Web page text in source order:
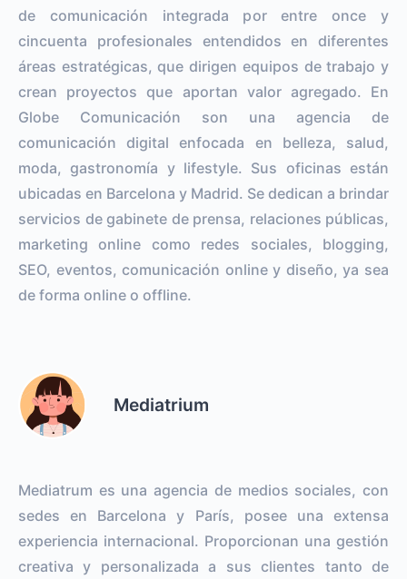
de comunicación integrada por entre once y
cincuenta profesionales entendidos en diferentes
áreas estratégicas, que dirigen equipos de trabajo y
crean proyectos que aportan valor agregado. En
Globe Comunicación son una agencia de
comunicación digital enfocada en belleza, salud,
moda, gastronomía y lifestyle. Sus oficinas están
ubicadas en Barcelona y Madrid. Se dedican a brindar
servicios de gabinete de prensa, relaciones públicas,
marketing online como redes sociales, blogging,
SEO, eventos, comunicación online y diseño, ya sea
de forma online o offline.
Mediatrium
Mediatrum es una agencia de medios sociales, con
sedes en Barcelona y París, posee una extensa
experiencia internacional. Proporcionan una gestión
creativa y personalizada a sus clientes tanto de